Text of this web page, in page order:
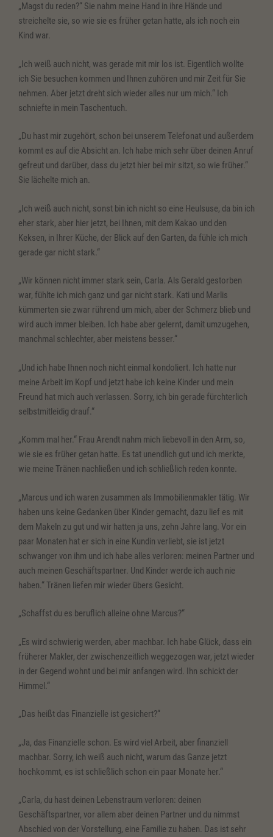
„Magst du reden?“ Sie nahm meine Hand in ihre Hände und
streichelte sie, so wie sie es früher getan hatte, als ich noch ein
Kind war.
„Ich weiß auch nicht, was gerade mit mir los ist. Eigentlich wollte
ich Sie besuchen kommen und Ihnen zuhören und mir Zeit für Sie
nehmen. Aber jetzt dreht sich wieder alles nur um mich.“ Ich
schniefte in mein Taschentuch.
„Du hast mir zugehört, schon bei unserem Telefonat und außerdem
kommt es auf die Absicht an. Ich habe mich sehr über deinen Anruf
gefreut und darüber, dass du jetzt hier bei mir sitzt, so wie früher.“
Sie lächelte mich an.
„Ich weiß auch nicht, sonst bin ich nicht so eine Heulsuse, da bin ich
eher stark, aber hier jetzt, bei Ihnen, mit dem Kakao und den
Keksen, in Ihrer Küche, der Blick auf den Garten, da fühle ich mich
gerade gar nicht stark.“
„Wir können nicht immer stark sein, Carla. Als Gerald gestorben
war, fühlte ich mich ganz und gar nicht stark. Kati und Marlis
kümmerten sie zwar rührend um mich, aber der Schmerz blieb und
wird auch immer bleiben. Ich habe aber gelernt, damit umzugehen,
manchmal schlechter, aber meistens besser.“
„Und ich habe Ihnen noch nicht einmal kondoliert. Ich hatte nur
meine Arbeit im Kopf und jetzt habe ich keine Kinder und mein
Freund hat mich auch verlassen. Sorry, ich bin gerade fürchterlich
selbstmitleidig drauf.“
„Komm mal her.“ Frau Arendt nahm mich liebevoll in den Arm, so,
wie sie es früher getan hatte. Es tat unendlich gut und ich merkte,
wie meine Tränen nachließen und ich schließlich reden konnte.
„Marcus und ich waren zusammen als Immobilienmakler tätig. Wir
haben uns keine Gedanken über Kinder gemacht, dazu lief es mit
dem Makeln zu gut und wir hatten ja uns, zehn Jahre lang. Vor ein
paar Monaten hat er sich in eine Kundin verliebt, sie ist jetzt
schwanger von ihm und ich habe alles verloren: meinen Partner und
auch meinen Geschäftspartner. Und Kinder werde ich auch nie
haben.“ Tränen liefen mir wieder übers Gesicht.
„Schaffst du es beruflich alleine ohne Marcus?“
„Es wird schwierig werden, aber machbar. Ich habe Glück, dass ein
früherer Makler, der zwischenzeitlich weggezogen war, jetzt wieder
in der Gegend wohnt und bei mir anfangen wird. Ihn schickt der
Himmel.“
„Das heißt das Finanzielle ist gesichert?“
„Ja, das Finanzielle schon. Es wird viel Arbeit, aber finanziell
machbar. Sorry, ich weiß auch nicht, warum das Ganze jetzt
hochkommt, es ist schließlich schon ein paar Monate her.“
„Carla, du hast deinen Lebenstraum verloren: deinen
Geschäftspartner, vor allem aber deinen Partner und du nimmst
Abschied von der Vorstellung, eine Familie zu haben. Das ist sehr